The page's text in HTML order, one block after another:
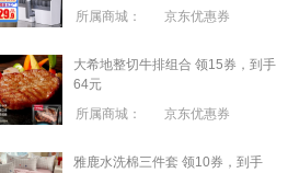
所属商城： 京东优惠券
大希地整切牛排组合 领15券，到手
64元
所属商城：
京东优惠券
雅鹿水洗棉三件套 领10券，到手